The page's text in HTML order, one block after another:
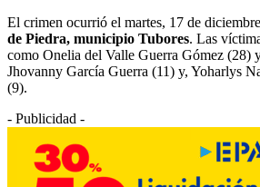
El crimen ocurrió el martes, 17 de
de Piedra, municipio Tubores. Las
como Onelia del Valle Guerra Gómez (28)
Jhovanny García Guerra (11) y, Yoharlys
(9).
- Publicidad -